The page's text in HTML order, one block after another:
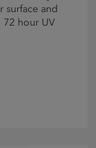
surface and
hour UV